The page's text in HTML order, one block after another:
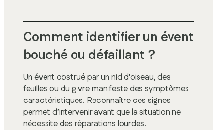
Comment identifier un évent
bouché ou défaillant ?
Un évent obstrué par un nid d’oiseau, des
feuilles ou du givre manifeste des symptômes
caractéristiques. Reconnaître ces signes
permet d’intervenir avant que la situation ne
nécessite des réparations lourdes.